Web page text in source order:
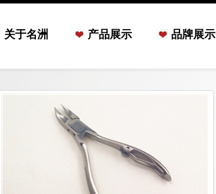
关于名洲 产品展示 品牌展示